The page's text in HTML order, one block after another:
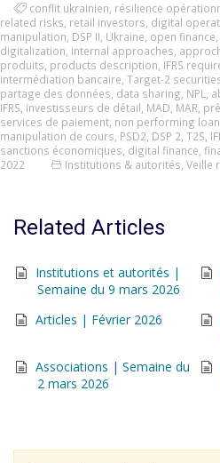
conflit ukrainien résilience
related risks retail investors digital
manipulation DSP II Ukraine open finance
digitalization internal approaches
produits products description IFRS
intermédiation bancaire Target-2
partage des données data sharing NPL
IFRS investisseurs de détail MAD MAR
services de paiement non performing
manipulation de cours PSD2 DSP 2 T2S
sanctions économiques digital finance
2022
Institutions & autorités Veille
Related Articles
Institutions et autorités |
Semaine du 9 mars 2026
Articles | Février 2026
Associations | Semaine du
2 mars 2026